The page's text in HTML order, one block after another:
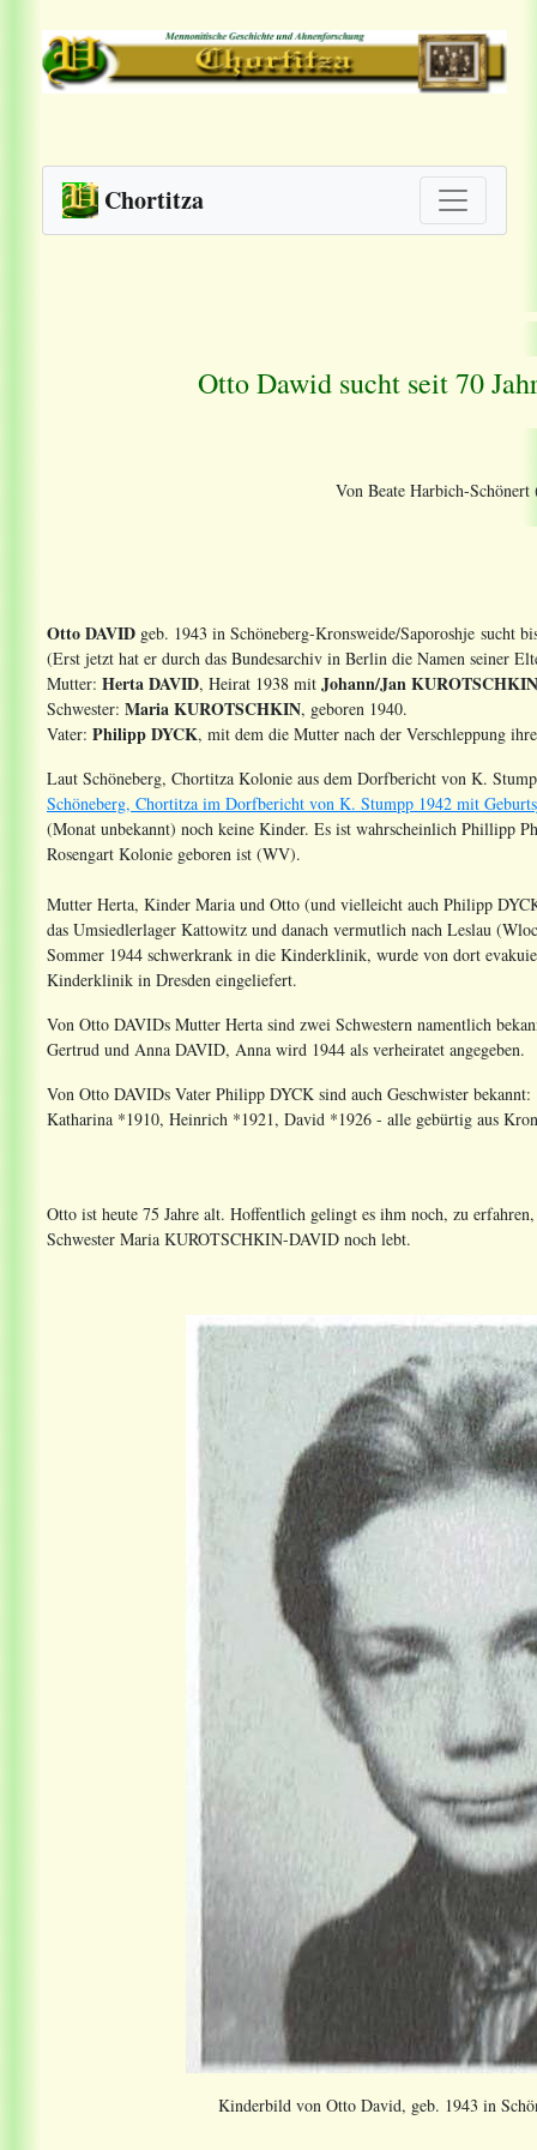
Chortitza
Otto Dawid sucht seit 70
Von Beate Harbich-Schönert
Otto DAVID geb. 1943 in Schöneberg-Kronsweide/Saporoshje sucht
(Erst jetzt hat er durch das Bundesarchiv in Berlin die Namen seiner
Mutter: Herta DAVID, Heirat 1938 mit Johann/Jan KUROTSCHKIN
Schwester: Maria KUROTSCHKIN, geboren 1940.
Vater: Philipp DYCK, mit dem die Mutter nach der Verschleppung
Laut Schöneberg, Chortitza Kolonie aus dem Dorfbericht von K.
Schöneberg, Chortitza im Dorfbericht von K. Stumpp 1942 mit
(Monat unbekannt) noch keine Kinder. Es ist wahrscheinlich Phillipp
Rosengart Kolonie geboren ist (WV).
Mutter Herta, Kinder Maria und Otto (und vielleicht auch Philipp
das Umsiedlerlager Kattowitz und danach vermutlich nach Leslau
Sommer 1944 schwerkrank in die Kinderklinik, wurde von dort
Kinderklinik in Dresden eingeliefert.
Von Otto DAVIDs Mutter Herta sind zwei Schwestern namentlich
Gertrud und Anna DAVID, Anna wird 1944 als verheiratet angegeben.
Von Otto DAVIDs Vater Philipp DYCK sind auch Geschwister bekannt:
Katharina *1910, Heinrich *1921, David *1926 - alle gebürtig aus
Otto ist heute 75 Jahre alt. Hoffentlich gelingt es ihm noch, zu
Schwester Maria KUROTSCHKIN-DAVID noch lebt.
Kinderbild von Otto David, geb. 1943 in